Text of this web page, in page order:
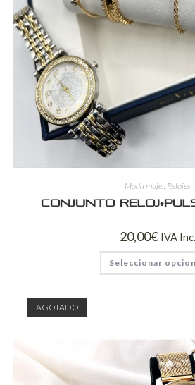
Moda mujer, Relojes
Conjunto
20,00€ IVA Inc.
Seleccionar
AGOTADO